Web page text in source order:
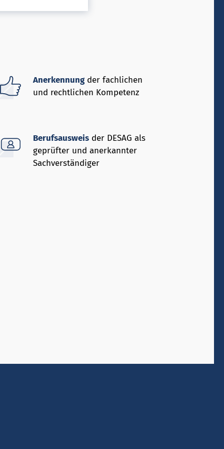
Anerkennungder fachlichen
und rechtlichen Kompetenz
Berufsausweis der DESAG als
geprüfter und anerkannter
Sachverständiger